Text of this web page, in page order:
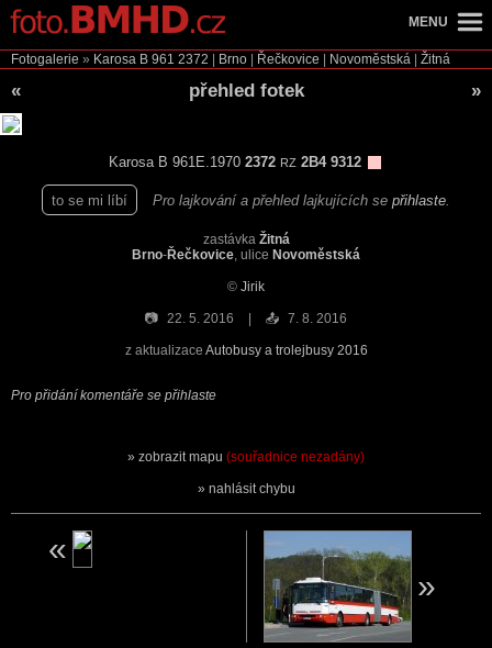
Fotogalerie » Karosa B 961 2372 Brno Řečkovice Novoměstská Žitná
« přehled fotek »
Karosa B 961E.1970 2372 RZ 2B4 9312
to se mi líbí Pro lajkování a přehled lajkujících se přihlaste
zastávka Žitná
Brno-Řečkovice, ulice Novoměstská
© Jirik
📷 22. 5. 2016 📤 7. 8. 2016
z aktualizace Autobusy a trolejbusy 2016
Pro přidání komentáře se přihlaste
zobrazit mapu (souřadnice nezadány)
nahlásit chybu
MENU